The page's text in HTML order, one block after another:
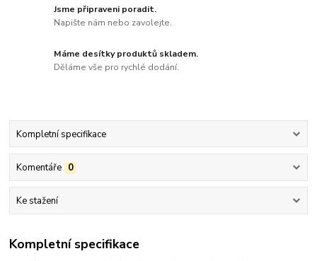
Jsme připraveni poradit.
Napište nám nebo zavolejte.
Máme desítky produktů skladem.
Děláme vše pro rychlé dodání.
Kompletní specifikace
Komentáře 0
Ke stažení
Kompletní specifikace